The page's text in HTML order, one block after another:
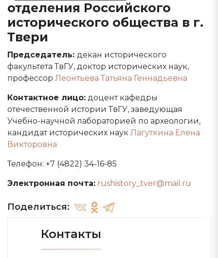
отделения Российского
исторического общества в г.
Твери
Председатель: декан исторического
факультета ТвГУ, доктор исторических наук,
профессор Леонтьева Татьяна Геннадьевна
Контактное лицо: доцент кафедры
отечественной истории ТвГУ, заведующая
Учебно-научной лабораторией по археологии,
кандидат исторических наук Лагуткина Елена
Викторовна
Телефон: +7 (4822) 34-16-85
Электронная почта: rushistory_tver@mail.ru
Поделиться:
Контакты